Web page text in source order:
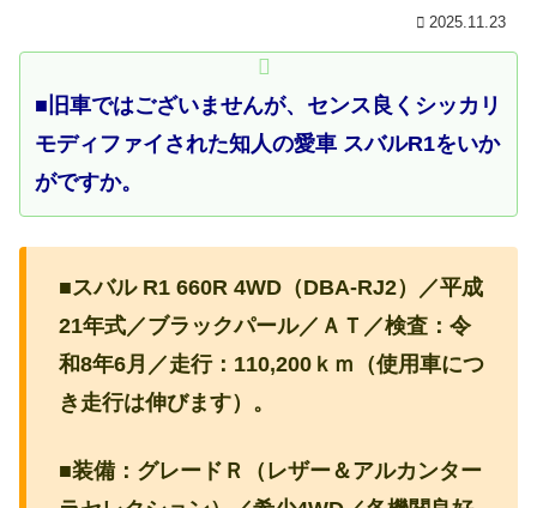
2025.11.23
■旧車ではございませんが、センス良くシッカリ
モディファイされた知人の愛車 スバルR1をいか
がですか。
■スバル R1 660R 4WD（DBA-RJ2）／平成
21年式／ブラックパール／ＡＴ／検査：令
和8年6月／走行：110,200ｋｍ（使用車につ
き走行は伸びます）。
■装備：グレードＲ（レザー＆アルカンター